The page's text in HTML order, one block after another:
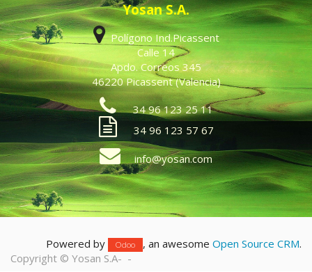
Yosan S.A.
Polígono Ind.Picassent
Calle 14
Apdo. Correos 345
46220 Picassent (Valencia)
34 96 123 25 11
34 96 123 57 67
info@yosan.com
Powered by Odoo , an awesome Open Source CRM.
Copyright © Yosan S.A- -